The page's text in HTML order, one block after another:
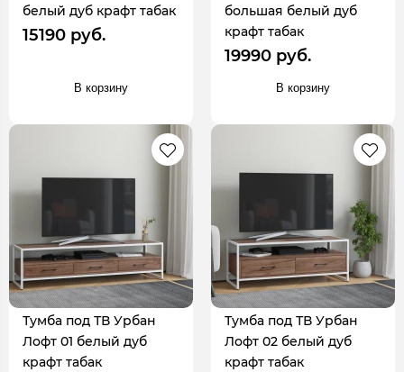
белый дуб крафт табак
15190 руб.
В корзину
большая белый дуб
крафт табак
19990 руб.
В корзину
Тумба под ТВ Урбан
Лофт 01 белый дуб
крафт табак
Тумба под ТВ Урбан
Лофт 02 белый дуб
крафт табак